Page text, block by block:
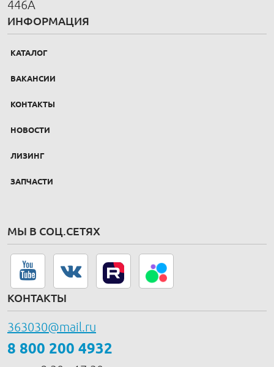
446А
ИНФОРМАЦИЯ
КАТАЛОГ
ВАКАНСИИ
КОНТАКТЫ
НОВОСТИ
ЛИЗИНГ
ЗАПЧАСТИ
МЫ В СОЦ.СЕТЯХ
КОНТАКТЫ
363030@mail.ru
8 800 200 4932